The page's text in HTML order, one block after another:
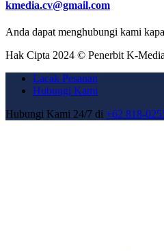
kmedia.cv@gmail.com
Anda dapat menghubungi kami
Hak Cipta 2024 © Penerbit K-
Lacak Pesanan
Hubungi Kami
Hubungi Kami 24/7 di +62 818-